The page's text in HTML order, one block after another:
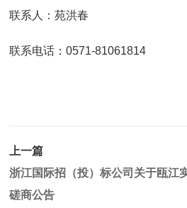
联系人：苑洪春
联系电话：0571-81061814
上一篇
浙江国际招（投）标公司关于瓯江
磋商公告